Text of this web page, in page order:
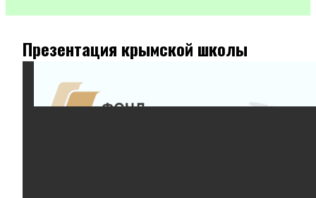
Презентация крымской школы